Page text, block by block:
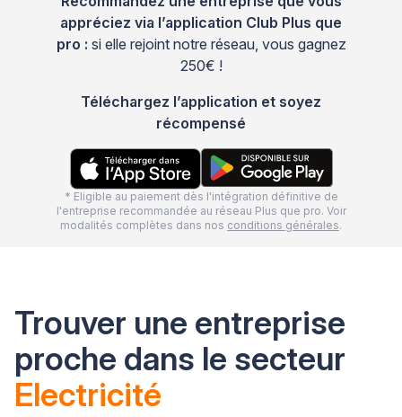
appréciez via l’application Club Plus que
pro : si elle rejoint notre réseau, vous gagnez
250€ !
Téléchargez l’application et soyez
récompensé
* Eligible au paiement dès l'intégration définitive de
l'entreprise recommandée au réseau Plus que pro. Voir
modalités complètes dans nos conditions générales.
Trouver une entreprise
proche dans le secteur
Electricité